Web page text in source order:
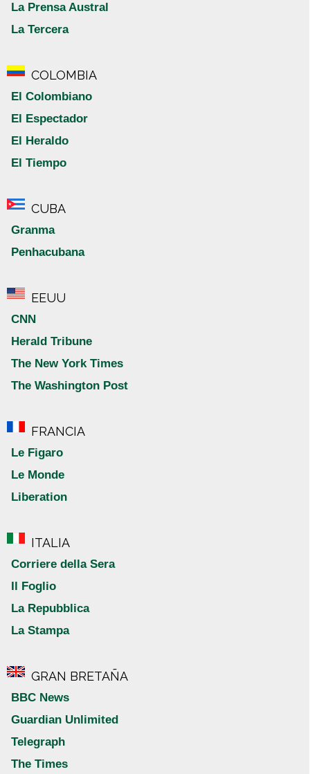
La Prensa Austral
La Tercera
COLOMBIA
El Colombiano
El Espectador
El Heraldo
El Tiempo
CUBA
Granma
Penhacubana
EEUU
CNN
Herald Tribune
The New York Times
The Washington Post
FRANCIA
Le Figaro
Le Monde
Liberation
ITALIA
Corriere della Sera
Il Foglio
La Repubblica
La Stampa
GRAN BRETAÑA
BBC News
Guardian Unlimited
Telegraph
The Times